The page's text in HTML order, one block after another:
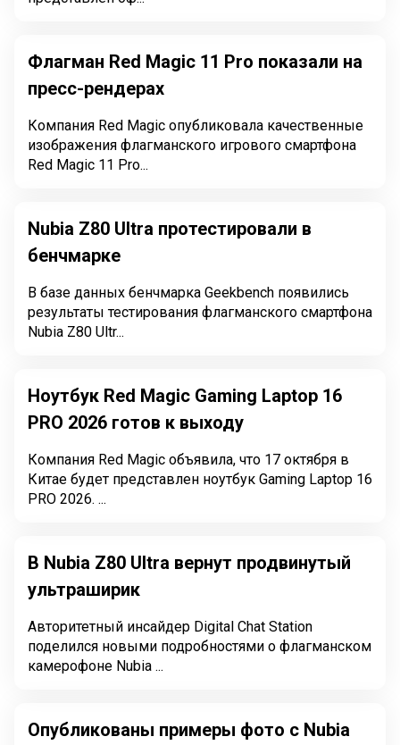
Флагман Red Magic 11 Pro показали на
пресс-рендерах
Компания Red Magic опубликовала качественные
изображения флагманского игрового смартфона
Red Magic 11 Pro...
Nubia Z80 Ultra протестировали в
бенчмарке
В базе данных бенчмарка Geekbench появились
результаты тестирования флагманского смартфона
Nubia Z80 Ultr...
Ноутбук Red Magic Gaming Laptop 16
PRO 2026 готов к выходу
Компания Red Magic объявила, что 17 октября в
Китае будет представлен ноутбук Gaming Laptop 16
PRO 2026. ...
В Nubia Z80 Ultra вернут продвинутый
ультраширик
Авторитетный инсайдер Digital Chat Station
поделился новыми подробностями о флагманском
камерофоне Nubia ...
Опубликованы примеры фото с Nubia